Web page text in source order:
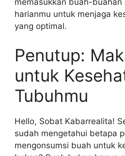
memasukkan buah-buahan
harianmu untuk menjaga
yang optimal.
Penutup:
untuk
Tubuhmu
Hello, Sobat Kabarrealita!
sudah mengetahui betapa
mengonsumsi buah untuk